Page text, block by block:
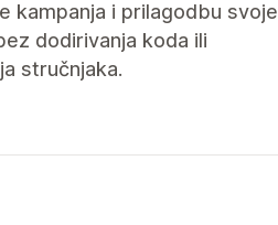
kampanja i prilagodbu svoje
dodirivanja koda ili
stručnjaka.